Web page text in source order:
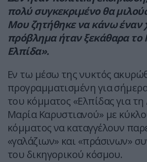
πολύ συγκεκριμένο θα
Μου ζητήθηκε να κάνω έναν
πρόβλημα ήταν ξεκάθαρα το
Ελπίδα».
Εν τω μέσω της νυκτός
προγραμματισμένη για
του κόμματος «Ελπίδας για
Μαρία Καρυστιανού» με
κόμματος να καταγγέλουν
«γαλάζιων» και «πράσινων»
του δικηγορικού κόσμου.